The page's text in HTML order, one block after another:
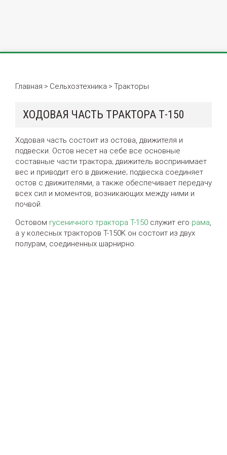
Главная > Сельхозтехника > Тракторы
ХОДОВАЯ ЧАСТЬ ТРАКТОРА Т-150
Ходовая часть состоит из остова, движителя и
подвески. Остов несет на себе все основные
составные части трактора; движитель воспринимает
вес и приводит его в движение; подвеска соединяет
остов с движителями, а также обеспечивает передачу
всех сил и моментов, возникающих между ними и
почвой.
Остовом гусеничного трактора Т-150 служит его рама,
а у колесных тракторов T-150K он состоит из двух
полурам, соединенных шарнирно.